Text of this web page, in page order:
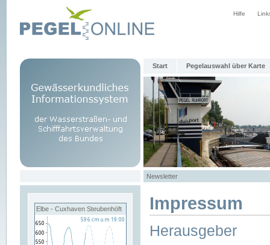
Hilfe
Start Pegelauswahl über Karte
Newsletter
Elbe - Cuxhaven Steubenhöft Impressum
Herausgeber